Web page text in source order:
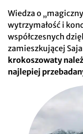
Wiedza o
wytrzymałość i
współczesnych
zamieszkującej
krokoszowaty
najlepiej